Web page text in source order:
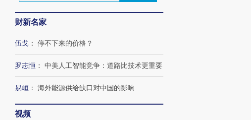
财新名家
伍戈 ： 停不下来的价格？
罗志恒 ： 中美人工智能竞争：道路比技术更重要
易峘 ： 海外能源供给缺口对中国的影响
视频